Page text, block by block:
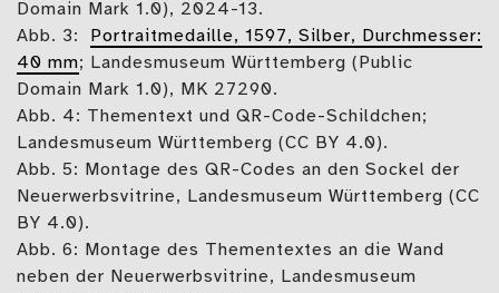
Domain Mark 1.0), 2024-13.
Abb. 3:
Portraitmedaille, 1597, Silber, Durchmesser:
40 mm; Landesmuseum Württemberg (Public
Domain Mark 1.0), MK 27290.
Abb. 4: Thementext und QR-Code-Schildchen;
Landesmuseum Württemberg (CC BY 4.0).
Abb. 5: Montage des QR-Codes an den Sockel der
Neuerwerbsvitrine, Landesmuseum Württemberg (CC
BY 4.0).
Abb. 6: Montage des Thementextes an die Wand
neben der Neuerwerbsvitrine, Landesmuseum